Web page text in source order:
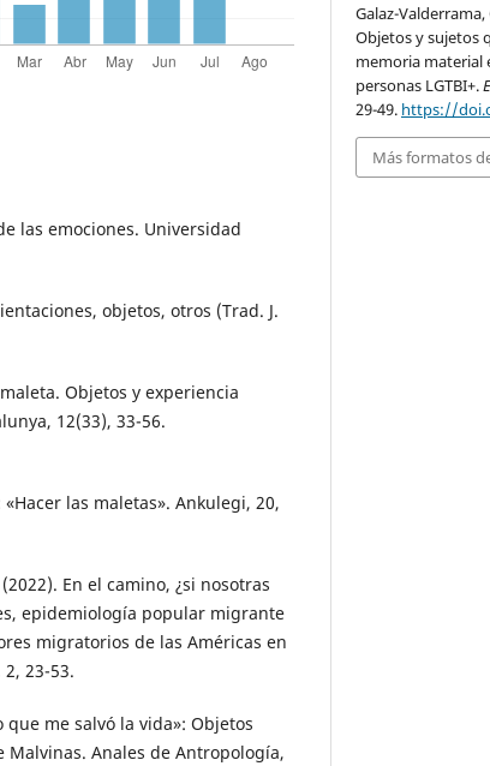
las emociones. Universidad
objetos, otros (Trad. J.
Objetos y experiencia
12(33), 33-56.
«Hacer las maletas». Ankulegi, 20,
En el camino, ¿si nosotras
epidemiología popular migrante
migratorios de las Américas en
23-53.
que me salvó la vida»: Objetos
Anales de Antropología,
Galaz-
Objetos y sujetos
memoria material
personas LGTBI+.
29-49. https://
Más formatos